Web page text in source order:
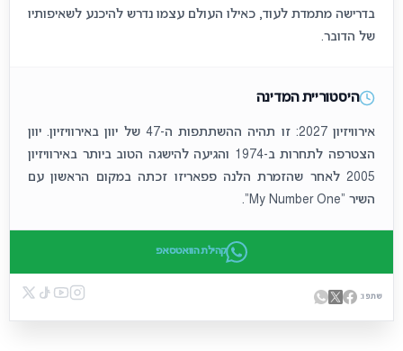
בדרישה מתמדת לעוד, כאילו העולם עצמו נדרש להיכנע לשאיפותיו
של הדובר.
היסטוריית המדינה
אירוויזיון 2027: זו תהיה ההשתתפות ה-47 של יוון באירוויזיון. יוון
הצטרפה לתחרות ב-1974 והגיעה להישגה הטוב ביותר באירוויזיון
2005 לאחר שהזמרת הלנה פפאריזו זכתה במקום הראשון עם
השיר “My Number One”.
קהילת הוואטסאפ
שתפו: